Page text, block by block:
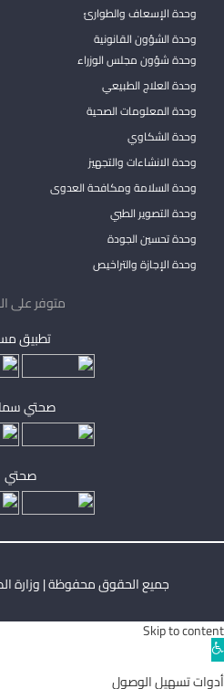
وحدة الإسعاف والطوارئ
وحدة الشؤون القانونية
وحدة شؤون مجلس الوزراء
وحدة العلاج الطبيعي
وحدة المعلومات الصحية
وحدة الشكاوي
وحدة الانشاءات والتجهيز
وحدة السلامة ومكافحة العدوى
وحدة التصوير الطبي
وحدة تحسين الجودة
وحدة الإجازة والتراخيص
متوفر على
تطبيق
صحتي
صحتي
جميع الحقوق محفوظة | وزارة
Skip to content
Open
toolbar
أدوات تسهيل الوصول